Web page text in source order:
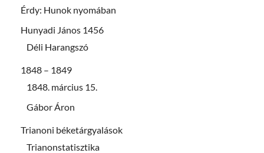
Érdy: Hunok nyomában
Hunyadi János 1456
Déli Harangszó
1848 – 1849
1848. március 15.
Gábor Áron
Trianoni béketárgyalások
Trianonstatisztika